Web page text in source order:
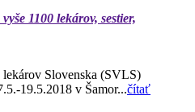
1100 lekárov, sestier,
Slovenska (SVLS)
19.5.2018 v Šamor...čítať